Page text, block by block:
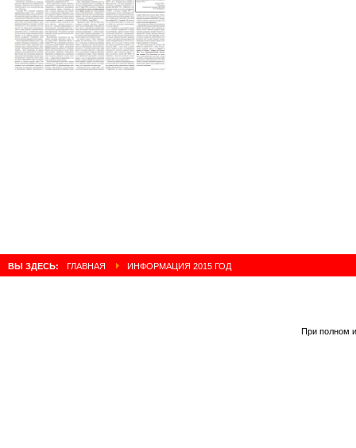
ВЫ ЗДЕСЬ: ГЛАВНАЯ ИНФОРМАЦИЯ 2015 ГОД
При полном